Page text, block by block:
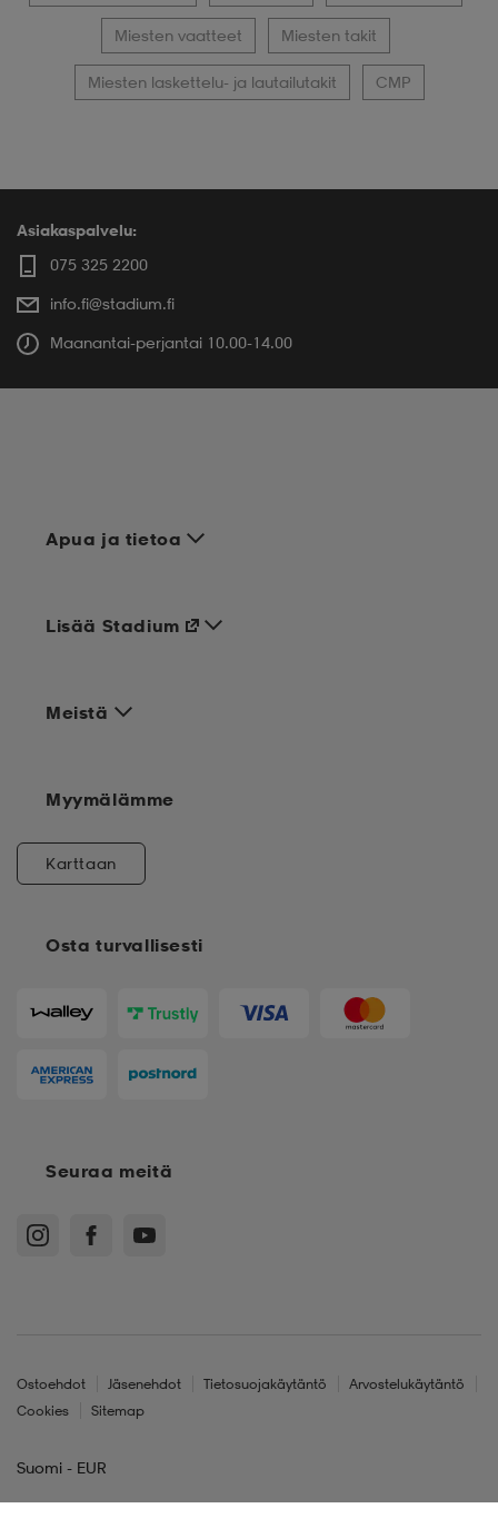
Miesten vaatteet Miesten takit
Miesten laskettelu- ja lautailutakit CMP
Asiakaspalvelu:
075 325 2200
info.fi@stadium.fi
Maanantai-perjantai 10.00-14.00
Apua ja tietoa
Meistä
Osta turvallisesti
Lisää Stadium
Myymälämme
Karttaan
Seuraa meitä
Ostoehdot Jäsenehdot Tietosuojakäytäntö
Arvostelukäytäntö
Cookies
Sitemap
Suomi - EUR